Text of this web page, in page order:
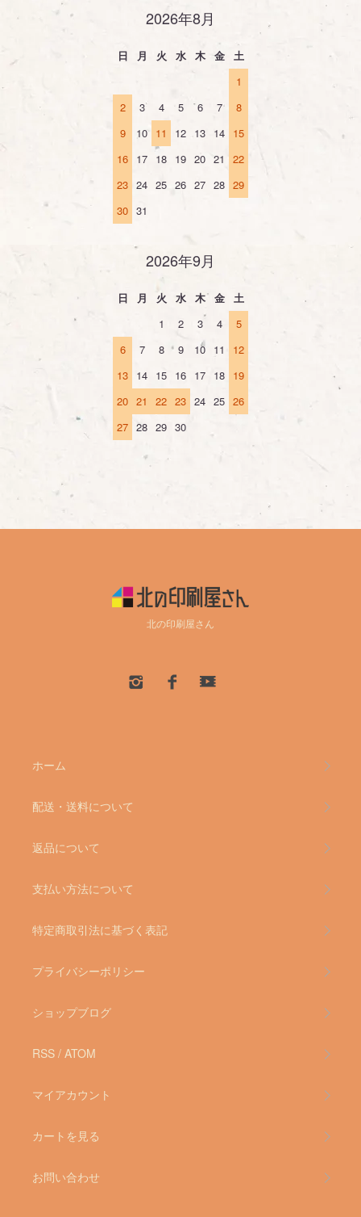
2026年8月
日 月 火 水 木 金
土
1
2
3 4 5 6 7
8
9
10 11 12 13 14 15
16 17 18 19 20 21
22
23 24 25 26 27 28 29
30 31
2026年9月
日 月 火 水 木 金
土
1
2 3 4
5
6
7 8 9 10 11
12
13 14 15 16 17 18 19
20 21 22 23 24 25 26
27 28 29 30
北の印刷屋さん
ホーム
配送・送料について
返品について
支払い方法について
特定商取引法に基づく表記
プライバシーポリシー
ショップブログ
RSS / ATOM
マイアカウント
カートを見る
お問い合わせ